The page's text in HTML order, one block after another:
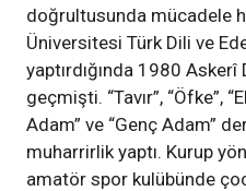
doğrultusunda mücadele
Üniversitesi Türk Dili ve
yaptırdığında 1980 Askerî
geçmişti. “Tavır”, “Öfke”,
Adam” ve “Genç Adam”
muharrirlik yaptı. Kurup
amatör spor kulübünde